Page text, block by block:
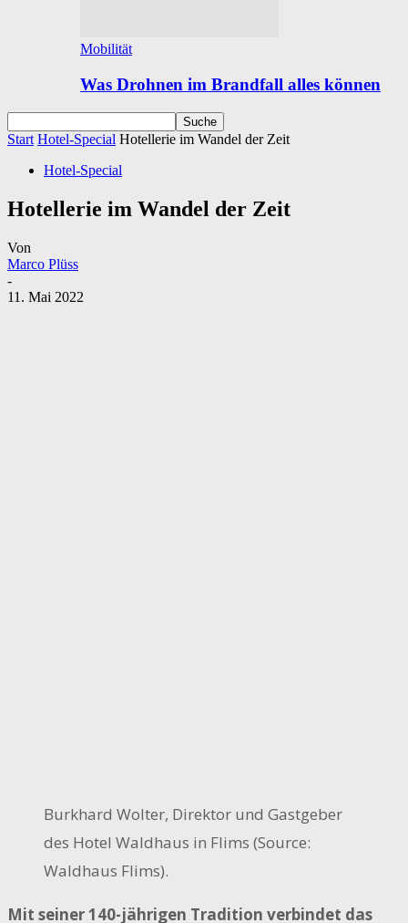
Mobilität
Was Drohnen im Brandfall alles können
Start Hotel-Special Hotellerie im Wandel der Zeit
Hotel-Special
Hotellerie im Wandel der Zeit
Von
Marco Plüss
-
11. Mai 2022
Burkhard Wolter, Direktor und Gastgeber
des Hotel Waldhaus in Flims (Source:
Waldhaus Flims).
Mit seiner 140-jährigen Tradition verbindet das